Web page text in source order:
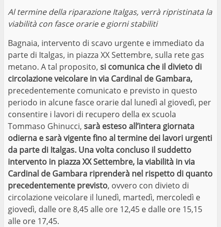
Al termine della riparazione Italgas, verrà ripristinata la
viabilità con fasce orarie e giorni stabiliti
Bagnaia, intervento di scavo urgente e immediato da
parte di Italgas, in piazza XX Settembre, sulla rete gas
metano. A tal proposito, si comunica che il divieto di
circolazione veicolare in via Cardinal de Gambara,
precedentemente comunicato e previsto in questo
periodo in alcune fasce orarie dal lunedì al giovedì, per
consentire i lavori di recupero della ex scuola
Tommaso Ghinucci, sarà esteso all’intera giornata
odierna e sarà vigente fino al termine dei lavori urgenti
da parte di Italgas. Una volta concluso il suddetto
intervento in piazza XX Settembre, la viabilità in via
Cardinal de Gambara riprenderà nel rispetto di quanto
precedentemente previsto, ovvero con divieto di
circolazione veicolare il lunedì, martedì, mercoledì e
giovedì, dalle ore 8,45 alle ore 12,45 e dalle ore 15,15
alle ore 17,45.